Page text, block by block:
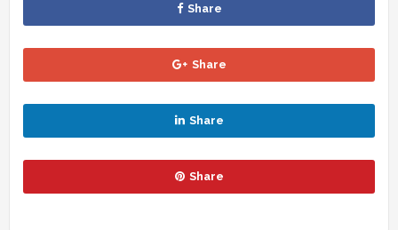
Share
Share
Share
Share